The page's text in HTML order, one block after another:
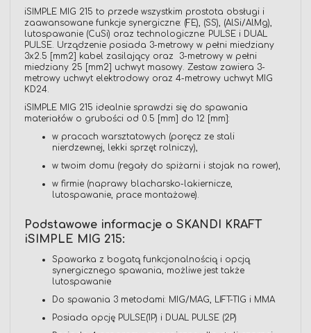
iSIMPLE MIG 215 to przede wszystkim prostota obsługi i
zaawansowane funkcje synergiczne: (FE), (SS), (AlSi/AlMg),
lutospawanie (CuSi) oraz technologiczne: PULSE i DUAL
PULSE. Urządzenie posiada 3-metrowy w pełni miedziany
3x2.5 [mm2] kabel zasilający oraz 3-metrowy w pełni
miedziany 25 [mm2] uchwyt masowy. Zestaw zawiera 3-
metrowy uchwyt elektrodowy oraz 4-metrowy uchwyt MIG
KD24.
iSIMPLE MIG 215 idealnie sprawdzi się do spawania
materiałów o grubości od 0.5 [mm] do 12 [mm]:
w pracach warsztatowych (poręcz ze stali
nierdzewnej, lekki sprzęt rolniczy),
w twoim domu (regały do spiżarni i stojak na rower),
w firmie (naprawy blacharsko-lakiernicze,
lutospawanie, prace montażowe).
Podstawowe informacje o SKANDI KRAFT
iSIMPLE MIG 215:
Spawarka z bogatą funkcjonalnością i opcją
synergicznego spawania, możliwe jest także
lutospawanie
Do spawania 3 metodami: MIG/MAG, LIFT-TIG i MMA
Posiada opcję PULSE(1P) i DUAL PULSE (2P)